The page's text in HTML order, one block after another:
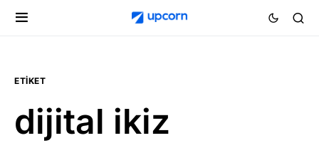
ETIKET
dijital ikiz